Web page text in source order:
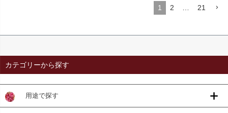
1
2 21
カテゴリーから探す
用途で探す